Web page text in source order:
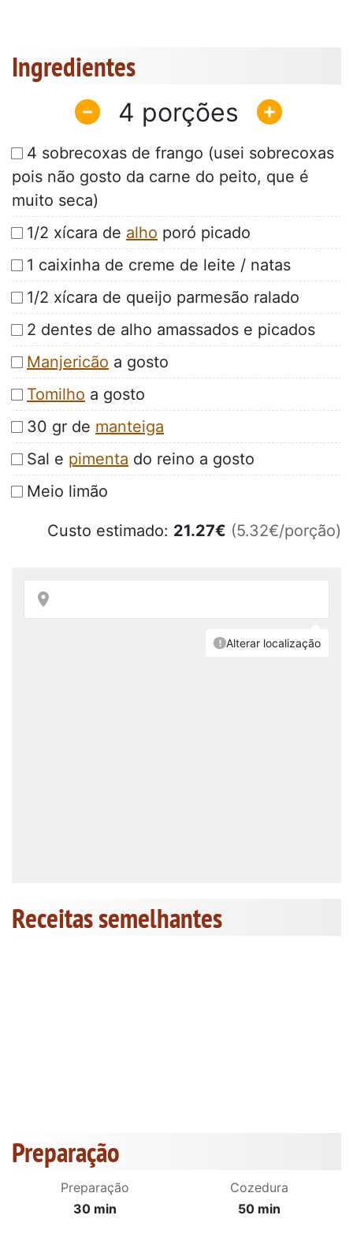
Ingredientes
4
4 sobrecoxas de frango (usei sobrecoxas
pois não gosto da carne do peito, que é
muito seca)
1/2 xícara de alho poró picado
1 caixinha de creme de leite / natas
1/2 xícara de queijo parmesão ralado
2 dentes de alho amassados e picados
Manjericão a gosto
Tomilho a gosto
30 gr de manteiga
Sal e pimenta do reino a gosto
Meio limão
Custo estimado: 21.27€ (5.32€/porção)
Receitas semelhantes
Preparação
Preparação
30 min
Cozedura
50 min